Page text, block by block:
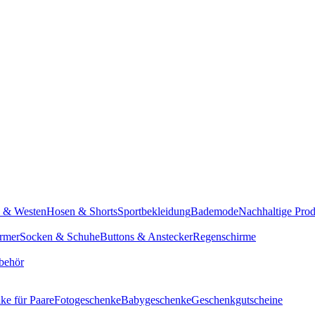
& WestenHosen & ShortsSportbekleidungBademodeNachhaltige
Socken & SchuheButtons & AnsteckerRegenschirme
für PaareFotogeschenkeBabygeschenkeGeschenkgutscheine